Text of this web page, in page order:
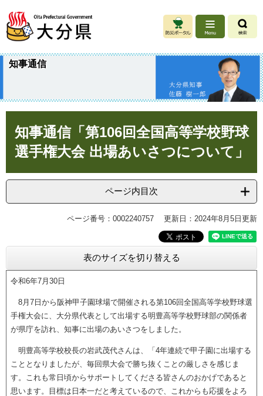
ジ
先
。
ュ
を
て
知事通信
知事通信「第106回全国高等学校野球
選手権大会 出場あいさつについて」
ページ内目次
ページ番号：0002240757 更新日：2024年8月5日更新
表のサイズを切り替える
令和6年7月30日
8月7日から阪神甲子園球場で開催される第106回全国高等学校野球選
手権大会に、大分県代表として出場する明豊高等学校野球部の関係者
が県庁を訪れ、知事に出場のあいさつをしました。
明豊高等学校校長の岩武茂代さんは、「4年連続で甲子園に出場する
こととなりましたが、毎回県大会で勝ち抜くことの厳しさを感じま
す。これも常日頃からサポートしてくださる皆さんのおかげであると
思います。目標は日本一だと考えているので、これからも応援をよろ